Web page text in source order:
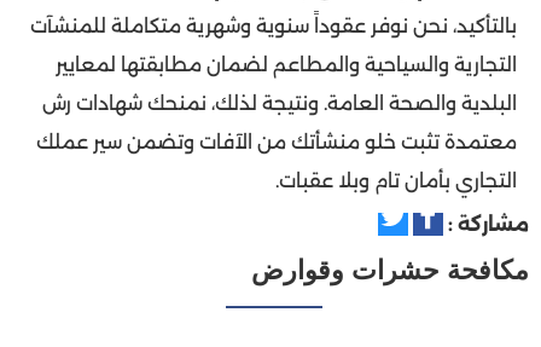
بالتأكيد، نحن نوفر عقوداً سنوية وشهرية متكاملة للمنشآت
التجارية والسياحية والمطاعم لضمان مطابقتها لمعايير
البلدية والصحة العامة. ونتيجة لذلك، نمنحك شهادات رش
معتمدة تثبت خلو منشأتك من الآفات وتضمن سير عملك
التجاري بأمان تام وبلا عقبات.
مشاركة :
مكافحة حشرات وقوارض